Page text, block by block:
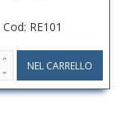
Cod: RE101